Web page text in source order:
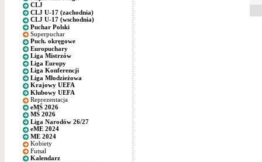
CLJ
CLJ U-17 (zachodnia)
CLJ U-17 (wschodnia)
Puchar Polski
Superpuchar
Puch. okręgowe
Europuchary
Liga Mistrzów
Liga Europy
Liga Konferencji
Liga Młodzieżowa
Krajowy UEFA
Klubowy UEFA
Reprezentacja
eMŚ 2026
MŚ 2026
Liga Narodów 26/27
eME 2024
ME 2024
Kobiety
Futsal
Kalendarz